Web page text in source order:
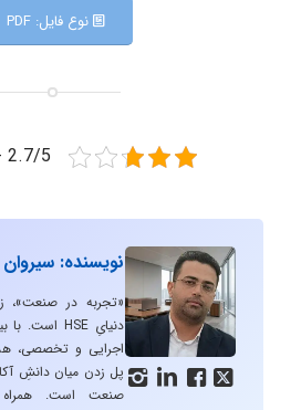
نوع فایل: PDF
2.7/5 - (3 امتیاز)
   
نویسنده:
«تجربه در صنعت»،
اجرایی و تخصصی،
پل زدن میان دانشِ
صنعت است.